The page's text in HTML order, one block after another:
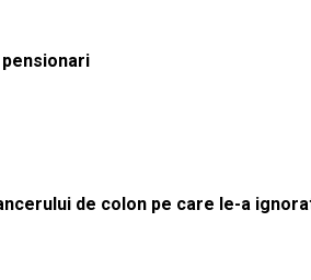
de colon pe care le-a